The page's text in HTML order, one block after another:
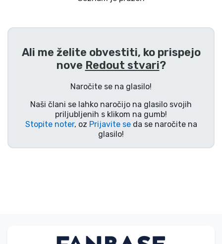
Ali me želite obvestiti, ko prispejo
nove Redout stvari?
Naročite se na glasilo!
Naši člani se lahko naročijo na glasilo svojih
priljubljenih s klikom na gumb!
Stopite noter, oz Prijavite seda se naročite na
glasilo!
Tv serijske izdelki
Filmske izdelki
Risani izdelki
Anime izdelki